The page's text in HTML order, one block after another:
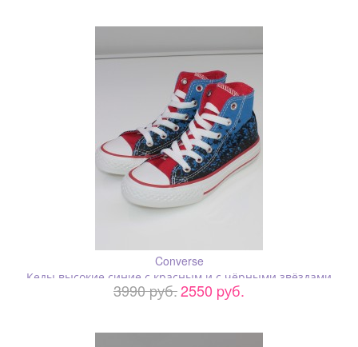
Converse
Кеды высокие синие с красным и с чёрными звёздами
3990 pуб.2550 pуб.